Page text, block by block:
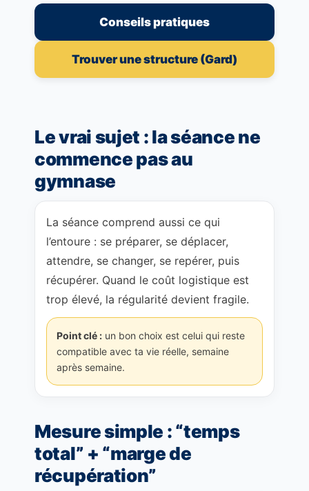
Conseils pratiques
Trouver une structure (Gard)
Le vrai sujet : la séance ne
commence pas au
gymnase
La séance comprend aussi ce qui
l’entoure : se préparer, se déplacer,
attendre, se changer, se repérer, puis
récupérer. Quand le coût logistique est
trop élevé, la régularité devient fragile.
Point clé : un bon choix est celui qui reste
compatible avec ta vie réelle, semaine
après semaine.
Mesure simple : “temps
total” + “marge de
récupération”